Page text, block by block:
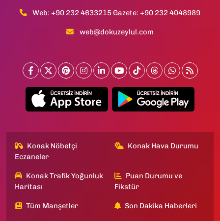
Web: +90 232 4633215 Gazete: +90 232 4048989
web@dokuzeylul.com
Konak Nöbetçi
Eczaneler
Konak Hava Durumu
Konak Trafik Yoğunluk
Haritası
Puan Durumu ve
Fikstür
Tüm Manşetler Son Dakika Haberleri